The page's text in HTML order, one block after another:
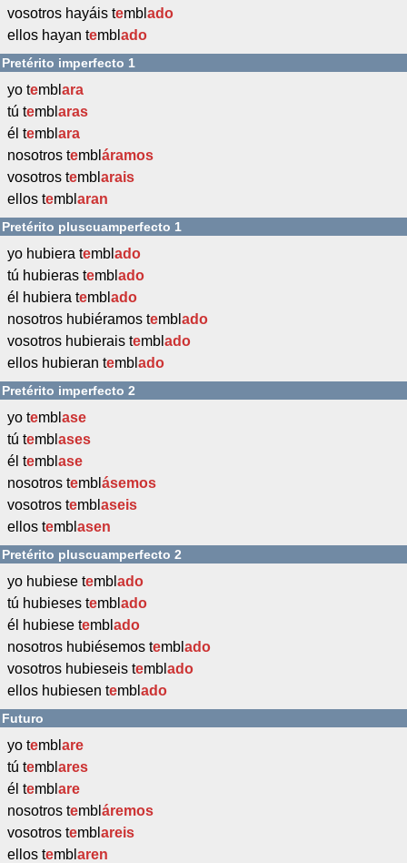
vosotros hayáis tembl ado
ellos hayan tembl ado
Pretérito imperfecto 1
yo tembl ara
tú tembl aras
él tembl ara
nosotros tembl áramos
vosotros tembl arais
ellos tembl aran
Pretérito pluscuamperfecto 1
yo hubiera tembl ado
tú hubieras tembl ado
él hubiera tembl ado
nosotros hubiéramos tembl ado
vosotros hubierais tembl ado
ellos hubieran tembl ado
Pretérito imperfecto 2
yo tembl ase
tú tembl ases
él tembl ase
nosotros tembl ásemos
vosotros tembl aseis
ellos tembl asen
Pretérito pluscuamperfecto 2
yo hubiese tembl ado
tú hubieses tembl ado
él hubiese tembl ado
nosotros hubiésemos tembl ado
vosotros hubieseis tembl ado
ellos hubiesen tembl ado
Futuro
yo tembl are
tú tembl ares
él tembl are
nosotros tembl áremos
vosotros tembl areis
ellos tembl aren